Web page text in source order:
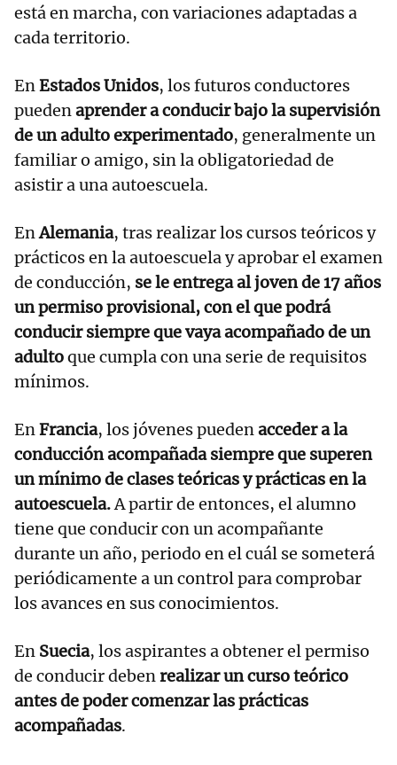
está en marcha, con variaciones adaptadas a
cada territorio.
EnEstados Unidos, los futuros conductores
puedenaprender a conducir bajo la supervisión
de un adulto experimentado, generalmente un
familiar o amigo, sin la obligatoriedad de
asistir a una autoescuela.
EnAlemania, tras realizar los cursos teóricos y
prácticos en la autoescuela y aprobar el examen
de conducción, se le entrega al joven de 17 años
un permiso provisional, con el que podrá
conducir siempre que vaya acompañado de un
adultoque cumpla con una serie de requisitos
mínimos.
EnFrancia, los jóvenes puedenacceder a la
conducción acompañada siempre que superen
un mínimo de clases teóricas y prácticas en la
autoescuela.A partir de entonces, el alumno
tiene que conducir con un acompañante
durante un año, periodo en el cuál se someterá
periódicamente a un control para comprobar
los avances en sus conocimientos.
En Suecia, los aspirantes a obtener el permiso
de conducir debenrealizar un curso teórico
antes de poder comenzar las prácticas
acompañadas.